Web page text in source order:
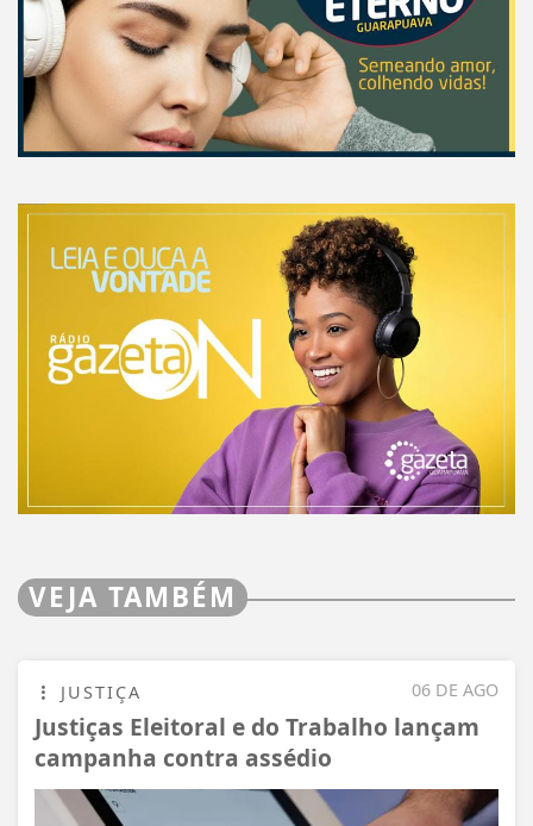
VEJA TAMBÉM
06 DE AGO
JUSTIÇA
Justiças Eleitoral e do Trabalho lançam
campanha contra assédio